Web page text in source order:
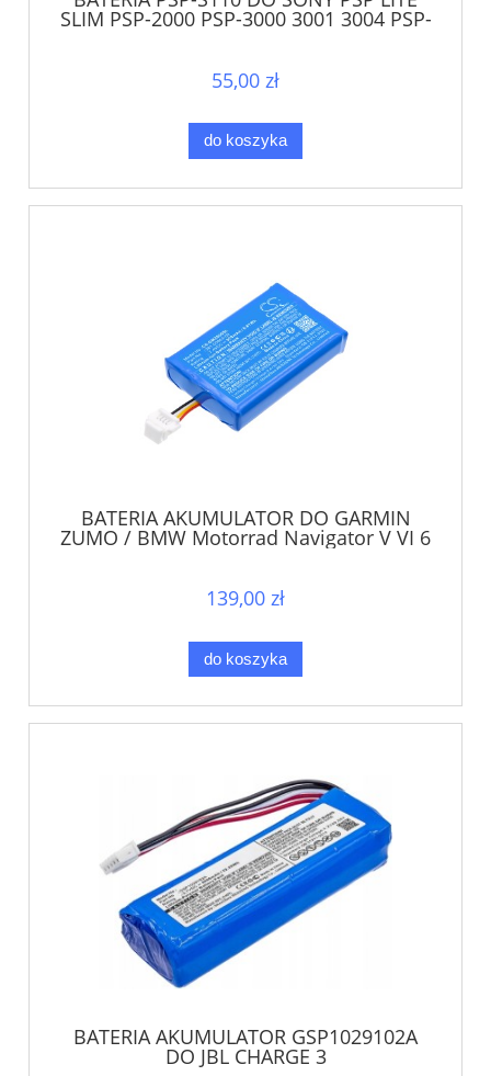
SLIM PSP-2000 PSP-3000 3001 3004 PSP-
55,00 zł
do koszyka
BATERIA AKUMULATOR DO GARMIN
ZUMO / BMW Motorrad Navigator V VI 6
139,00 zł
do koszyka
BATERIA AKUMULATOR GSP1029102A
DO JBL CHARGE 3